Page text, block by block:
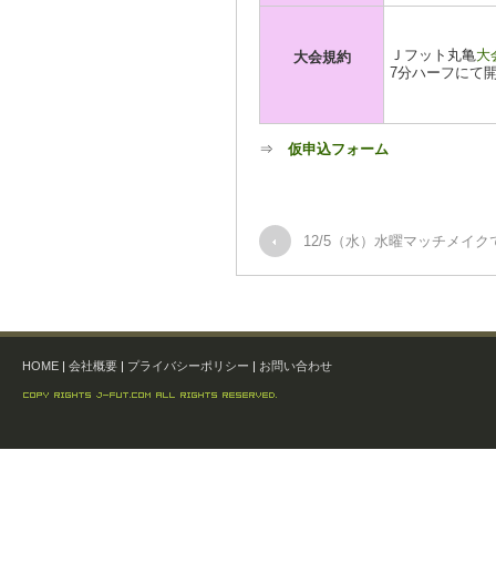
大会規約 Ｊフット丸亀 大
7分ハーフにて
⇒ 仮申込フォーム
12/5（水）水曜マッチメイク
HOME | 会社概要 | プライバシーポリシー | お問い合わせ